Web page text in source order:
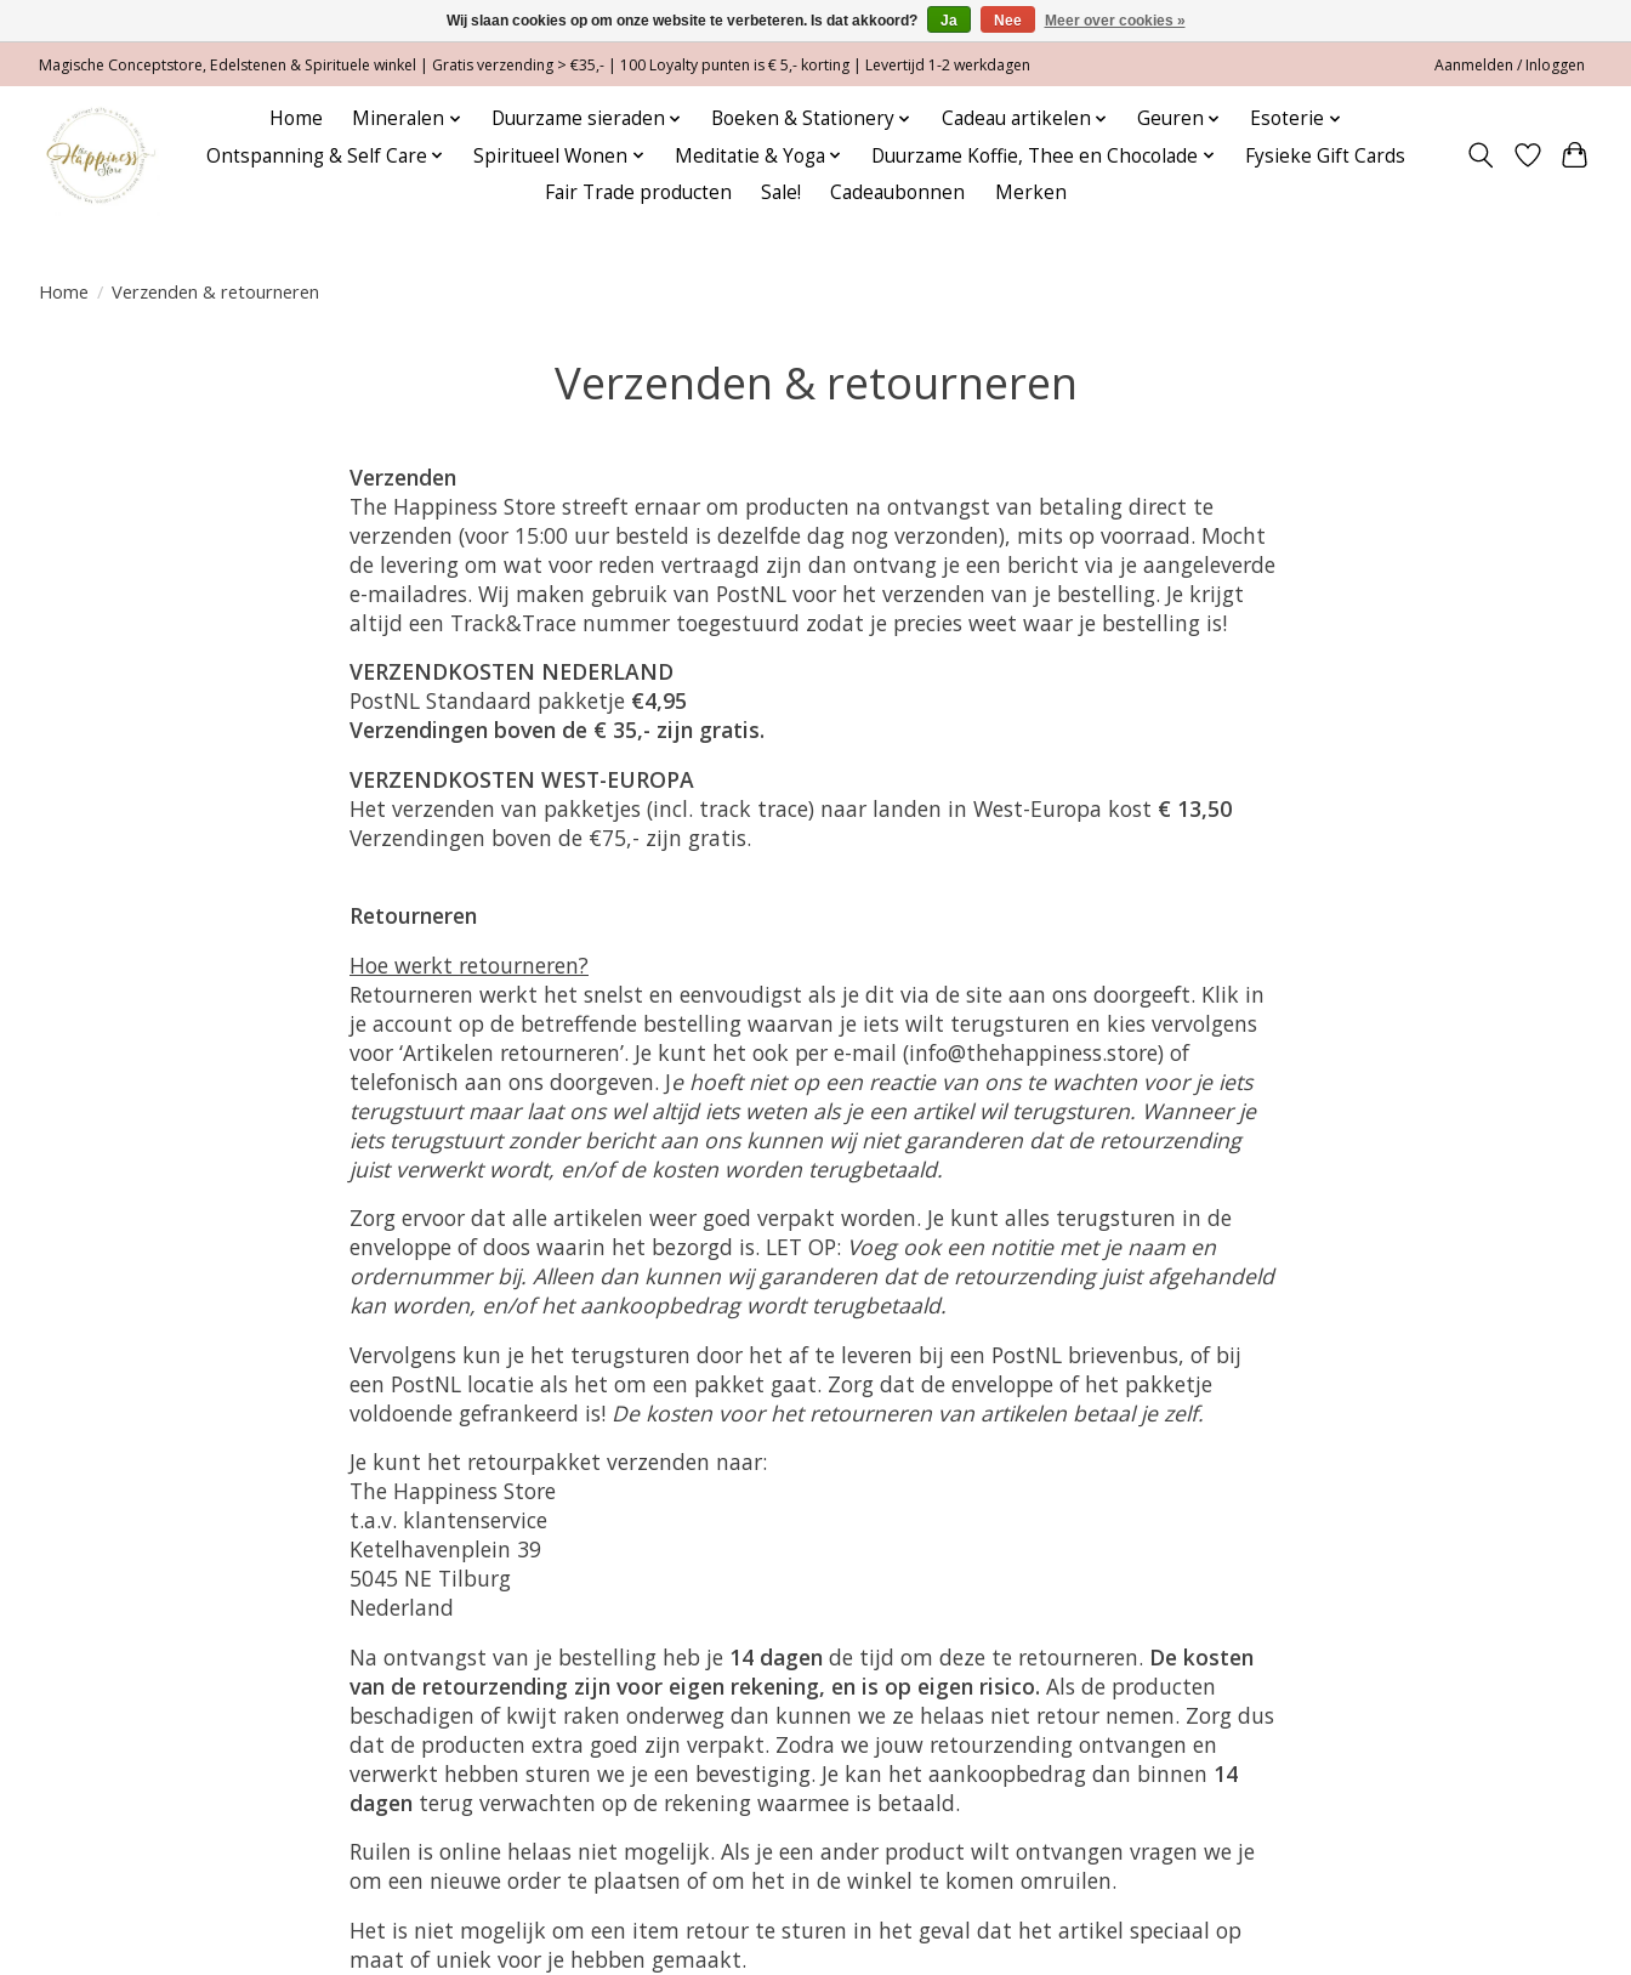
Magische Conceptstore, Edelstenen & Spirituele winkel | Gratis verzending > €35,- | 100 Loyalty punten is € 5,- korting | Levertijd 1-2 werkdagen Aanmelden / Inloggen
Home Mineralen Duurzame sieraden Boeken & Stationery Cadeau artikelen Geuren
Esoterie
Ontspanning & Self Care
Spiritueel Wonen Meditatie & Yoga Duurzame Koffie, Thee en Chocolade
Fysieke Gift Cards
Fair Trade producten
Sale! Cadeaubonnen Merken
Home / Verzenden & retourneren
Verzenden & retourneren
Verzenden
The Happiness Store streeft ernaar om producten na ontvangst van betaling direct te
verzenden (voor 15:00 uur besteld is dezelfde dag nog verzonden), mits op voorraad. Mocht
de levering om wat voor reden vertraagd zijn dan ontvang je een bericht via je aangeleverde
e-mailadres. Wij maken gebruik van PostNL voor het verzenden van je bestelling. Je krijgt
altijd een Track&Trace nummer toegestuurd zodat je precies weet waar je bestelling is!
VERZENDKOSTEN NEDERLAND
PostNL Standaard pakketje €4,95
Verzendingen boven de € 35,- zijn gratis.
VERZENDKOSTEN WEST-EUROPA
Het verzenden van pakketjes (incl. track trace) naar landen in West-Europa kost € 13,50
Verzendingen boven de €75,- zijn gratis.
Retourneren
Hoe werkt retourneren?
Retourneren werkt het snelst en eenvoudigst als je dit via de site aan ons doorgeeft. Klik in
je account op de betreffende bestelling waarvan je iets wilt terugsturen en kies vervolgens
voor ‘Artikelen retourneren’. Je kunt het ook per e-mail (info@thehappiness.store) of
telefonisch aan ons doorgeven. Je hoeft niet op een reactie van ons te wachten voor je iets
terugstuurt maar laat ons wel altijd iets weten als je een artikel wil terugsturen. Wanneer je
iets terugstuurt zonder bericht aan ons kunnen wij niet garanderen dat de retourzending
juist verwerkt wordt, en/of de kosten worden terugbetaald.
Zorg ervoor dat alle artikelen weer goed verpakt worden. Je kunt alles terugsturen in de
enveloppe of doos waarin het bezorgd is. LET OP: Voeg ook een notitie met je naam en
ordernummer bij. Alleen dan kunnen wij garanderen dat de retourzending juist afgehandeld
kan worden, en/of het aankoopbedrag wordt terugbetaald.
Vervolgens kun je het terugsturen door het af te leveren bij een PostNL brievenbus, of bij
een PostNL locatie als het om een pakket gaat. Zorg dat de enveloppe of het pakketje
voldoende gefrankeerd is! De kosten voor het retourneren van artikelen betaal je zelf.
Je kunt het retourpakket verzenden naar:
The Happiness Store
t.a.v. klantenservice
Ketelhavenplein 39
5045 NE Tilburg
Nederland
Na ontvangst van je bestelling heb je 14 dagen de tijd om deze te retourneren. De kosten
van de retourzending zijn voor eigen rekening, en is op eigen risico. Als de producten
beschadigen of kwijt raken onderweg dan kunnen we ze helaas niet retour nemen. Zorg dus
dat de producten extra goed zijn verpakt. Zodra we jouw retourzending ontvangen en
verwerkt hebben sturen we je een bevestiging. Je kan het aankoopbedrag dan binnen 14
dagen terug verwachten op de rekening waarmee is betaald.
Ruilen is online helaas niet mogelijk. Als je een ander product wilt ontvangen vragen we je
om een nieuwe order te plaatsen of om het in de winkel te komen omruilen.
Het is niet mogelijk om een item retour te sturen in het geval dat het artikel speciaal op
maat of uniek voor je hebben gemaakt.
Wij slaan cookies op om onze website te verbeteren. Is dat akkoord? Ja Nee Meer over cookies »